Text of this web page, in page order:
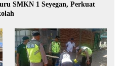
SMKN 1 Seyegan, Perkuat